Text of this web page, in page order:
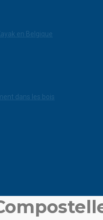
en Belgique
dans les bois